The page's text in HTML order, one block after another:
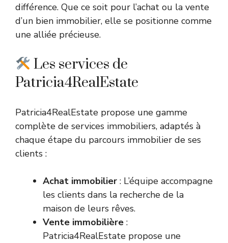
différence. Que ce soit pour l’achat ou la vente
d’un bien immobilier, elle se positionne comme
une alliée précieuse.
Les services de
Patricia4RealEstate
Patricia4RealEstate propose une gamme
complète de services immobiliers, adaptés à
chaque étape du parcours immobilier de ses
clients :
Achat immobilier : L’équipe accompagne
les clients dans la recherche de la
maison de leurs rêves.
Vente immobilière :
Patricia4RealEstate propose une